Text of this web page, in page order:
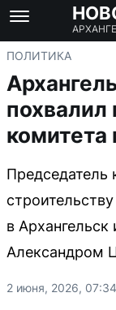
ПОЛИТИКА
похвалил
комитета
Председатель
в Архангельск
Александром
2 июня, 2026, 07:34